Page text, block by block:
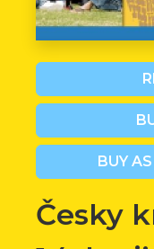
BUY
Česky